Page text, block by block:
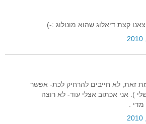
קצת דיאלוג שהוא מונולוג :-)
זאת, לא חייבים להרחיק לכת- אפשר
). אני אכתוב אצלי עוד- לא רוצה
.